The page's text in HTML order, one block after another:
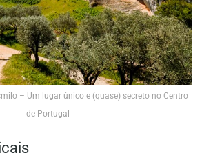
– Um lugar único e (quase) secreto no Centro
de Portugal